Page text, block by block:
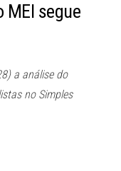
MEI segue
a análise do
no Simples